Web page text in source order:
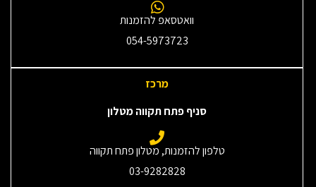
וואטסאפ להזמנות
054-5973723
מרכז
סניף פתח תקווה מטלון
טלפון להזמנות, מטלון פתח תקווה
03-9282828